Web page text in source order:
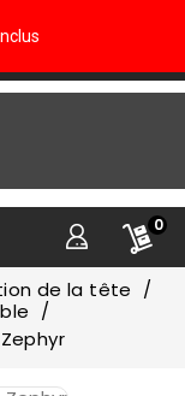
0
de la tête